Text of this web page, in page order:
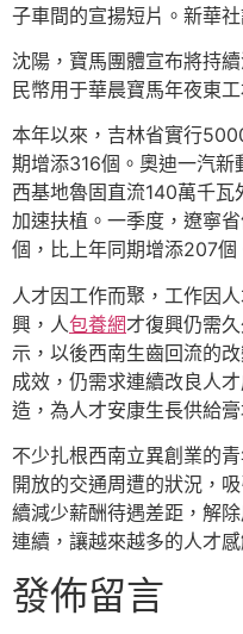
子車間的宣揚短片。新華
沈陽，寶馬團體宣布將持
民幣用于華晨寶馬年夜東
本年以來，吉林省實行
期增添316個。奧迪一汽
西基地魯固直流140萬千
加速扶植。一季度，遼寧
個，比上年同期增添207個
人才因工作而聚，工作因
興，人包養網才復興仍需
示，以後西南生齒回流的
成效，仍需求連續改良人
造，為人才安康生長供給膏
不少扎根西南立異創業的
開放的交通周遭的狀況，
續減少薪酬待遇差距，解
連續，讓越來越多的人才感
發佈留言